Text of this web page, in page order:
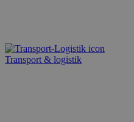
Transport & logistik